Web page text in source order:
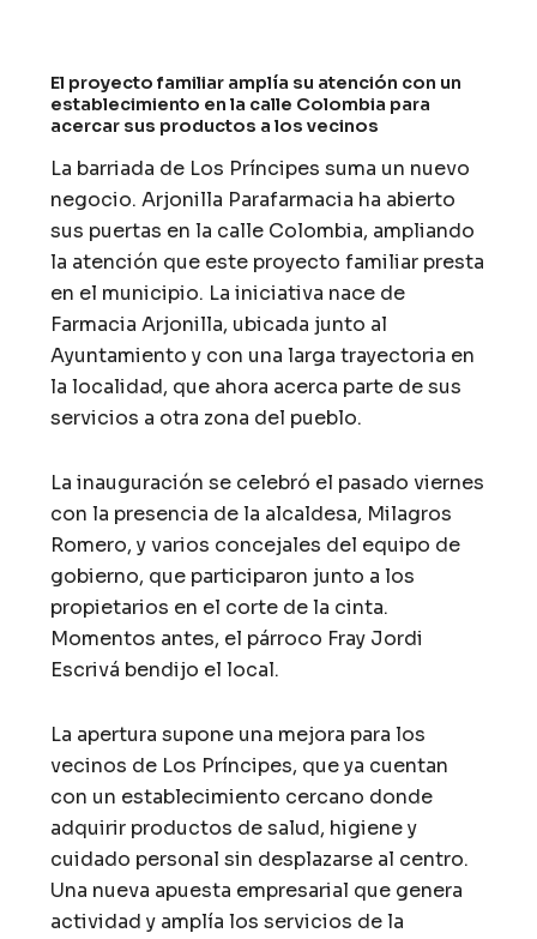
El proyecto familiar amplía su atención con un
establecimiento en la calle Colombia para
acercar sus productos a los vecinos
La barriada de Los Príncipes suma un nuevo
negocio. Arjonilla Parafarmacia ha abierto
sus puertas en la calle Colombia, ampliando
la atención que este proyecto familiar presta
en el municipio. La iniciativa nace de
Farmacia Arjonilla, ubicada junto al
Ayuntamiento y con una larga trayectoria en
la localidad, que ahora acerca parte de sus
servicios a otra zona del pueblo.
La inauguración se celebró el pasado viernes
con la presencia de la alcaldesa, Milagros
Romero, y varios concejales del equipo de
gobierno, que participaron junto a los
propietarios en el corte de la cinta.
Momentos antes, el párroco Fray Jordi
Escrivá bendijo el local.
La apertura supone una mejora para los
vecinos de Los Príncipes, que ya cuentan
con un establecimiento cercano donde
adquirir productos de salud, higiene y
cuidado personal sin desplazarse al centro.
Una nueva apuesta empresarial que genera
actividad y amplía los servicios de la